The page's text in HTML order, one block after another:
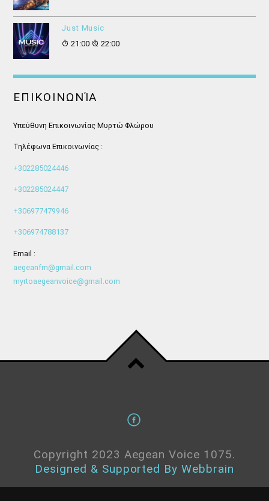
Just Music
21:00
22:00
ΕΠΙΚΟΙΝΩΝΊΑ
Υπεύθυνη Επικοινωνίας Μυρτώ Φλώρου
Τηλέφωνα Επικοινωνίας :
+302285024446
+302285024447
+306977479946
+306974788137
Email :
aegeanfm@gmail.com
myrtoaegeanvoice@gmail.com
Copyright 2023 Aegean Voice 1075.
Designed & Supported By Webbrain